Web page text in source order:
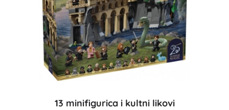
13 minifigurica i kultni likovi